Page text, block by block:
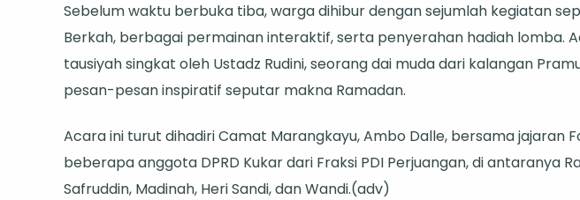
Sebelum waktu berbuka tiba, warga dihibur dengan sejumlah kegiatan
Berkah, berbagai permainan interaktif, serta penyerahan hadiah lomba.
tausiyah singkat oleh Ustadz Rudini, seorang dai muda dari kalangan
pesan-pesan inspiratif seputar makna Ramadan.
Acara ini turut dihadiri Camat Marangkayu, Ambo Dalle, bersama jajaran
beberapa anggota DPRD Kukar dari Fraksi PDI Perjuangan, di antaranya
Safruddin, Madinah, Heri Sandi, dan Wandi.(adv)